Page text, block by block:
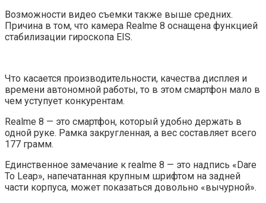
Возможности видео съемки также выше средних.
Причина в том, что камера Realme 8 оснащена функцией
стабилизации гироскопа EIS.
Что касается производительности, качества дисплея и
времени автономной работы, то в этом смартфон мало в
чем уступует конкурентам.
Realme 8 — это смартфон, который удобно держать в
одной руке. Рамка закругленная, а вес составляет всего
177 грамм.
Единственное замечание к realme 8 — это надпись «Dare
To Leap», напечатанная крупным шрифтом на задней
части корпуса, может показаться довольно «вычурной».